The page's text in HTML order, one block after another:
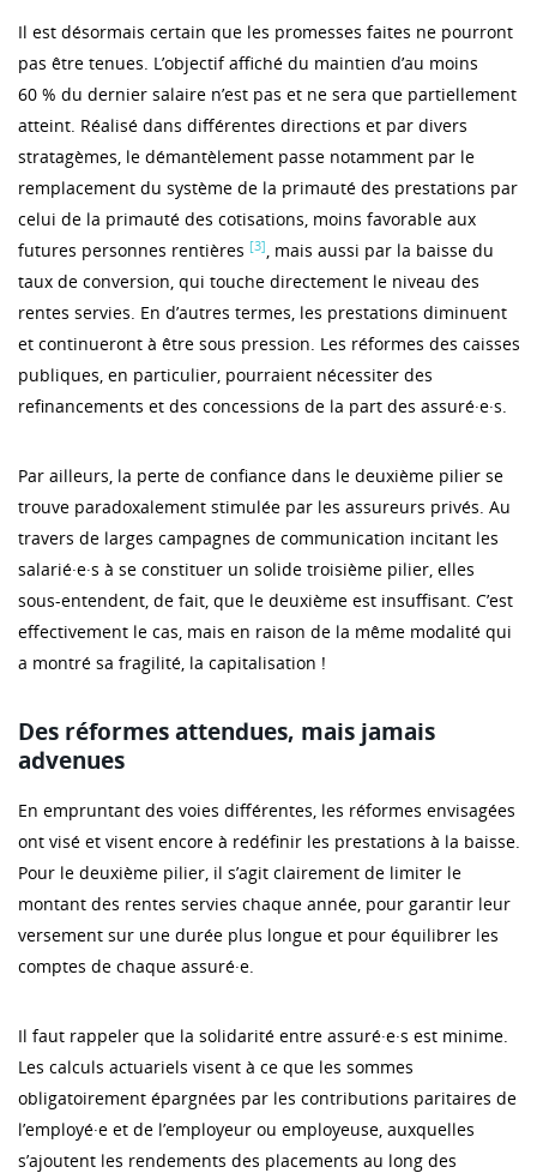
Il est désormais certain que les promesses faites ne pourront
pas être tenues. L’objectif affiché du maintien d’au moins
60 % du dernier salaire n’est pas et ne sera que partiellement
atteint. Réalisé dans différentes directions et par divers
stratagèmes, le démantèlement passe notamment par le
remplacement du système de la primauté des prestations par
celui de la primauté des cotisations, moins favorable aux
futures personnes rentières [3], mais aussi par la baisse du
taux de conversion, qui touche directement le niveau des
rentes servies. En d’autres termes, les prestations diminuent
et continueront à être sous pression. Les réformes des caisses
publiques, en particulier, pourraient nécessiter des
refinancements et des concessions de la part des assuré·e·s.
Par ailleurs, la perte de confiance dans le deuxième pilier se
trouve paradoxalement stimulée par les assureurs privés. Au
travers de larges campagnes de communication incitant les
salarié·e·s à se constituer un solide troisième pilier, elles
sous-entendent, de fait, que le deuxième est insuffisant. C’est
effectivement le cas, mais en raison de la même modalité qui
a montré sa fragilité, la capitalisation !
Des réformes attendues, mais jamais
advenues
En empruntant des voies différentes, les réformes envisagées
ont visé et visent encore à redéfinir les prestations à la baisse.
Pour le deuxième pilier, il s’agit clairement de limiter le
montant des rentes servies chaque année, pour garantir leur
versement sur une durée plus longue et pour équilibrer les
comptes de chaque assuré·e.
Il faut rappeler que la solidarité entre assuré·e·s est minime.
Les calculs actuariels visent à ce que les sommes
obligatoirement épargnées par les contributions paritaires de
l’employé·e et de l’employeur ou employeuse, auxquelles
s’ajoutent les rendements des placements au long des